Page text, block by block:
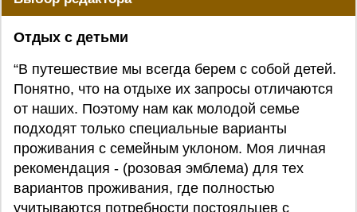
Отдых с детьми
“В путешествие мы всегда берем с собой детей.
Понятно, что на отдыхе их запросы отличаются
от наших. Поэтому нам как молодой семье
подходят только специальные варианты
проживания с семейным уклоном. Моя личная
рекомендация - (розовая эмблема) для тех
вариантов проживания, где полностью
учитываются потребности постояльцев с